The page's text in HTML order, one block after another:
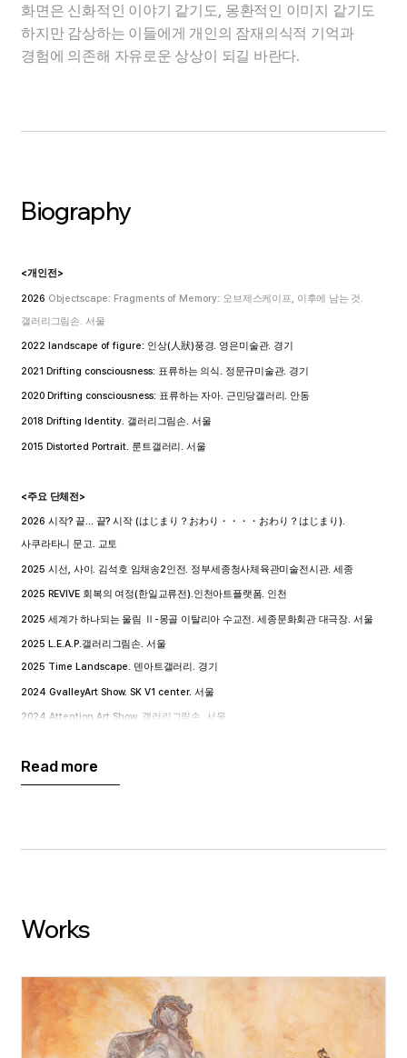
화면은 신화적인 이야기 같기도, 몽환적인 이미지 같기도
하지만 감상하는 이들에게 개인의 잠재의식적 기억과
경험에 의존해 자유로운 상상이 되길 바란다.
Biography
<개인전>
2026 Objectscape: Fragments of Memory: 오브제스케이프 이후에 남는 것
갤러리그림손 서울
2022 landscape of figure: 인상( 人狀)풍경. 영은미술관. 경기
2021 Drifting consciousness: 표류하는 의식 정문규미술관. 경기
2020 Drifting consciousness: 표류하는 자아. 근민당갤러리. 안동
2018 Drifting Identity. 갤러리그림손. 서울
2015 Distorted Portrait. 룬트갤러리 .서울
<주요 단체전 >
2026시작? 끝... 끝?시작 (はじまり ？ おわり・・・・おわり ？ はじまり).
사쿠라타니 문고 교토
2025시선 사이 김석호 임채송2인전 정부세종청사체육관미술전시관.세종
2025 REVIVE 회복의 여정(한일교류전). 인천아트플랫폼 인천
2025세계가 하나되는 울림 -몽골 이탈리아 수교전 .세종문화회관 대극장. 서울
2025 L.E.A.P. 갤러리그림손. 서울
2025 Time Landscape. 덴아트갤러리 경기
2024 GvalleyArt Show. SK V1 center.서울
2024 Attention Art Show. 갤러리그림손 서울
2022 OPEN STUDIO · FLEA MARKET.
2019겸재정선 내일의 작가
2017 HEXAGON:경계를넘다.조선대학교백학미술관CUMA.
2017 NEW FOUND. 수원시립미술관 만석관.
서울모던아트쇼.예술의전당 한가람미술관 서울
Read more
Works